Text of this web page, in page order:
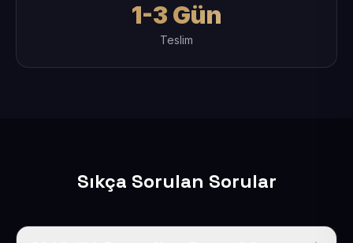
1-3 Gün
Teslim
Sıkça Sorulan Sorular